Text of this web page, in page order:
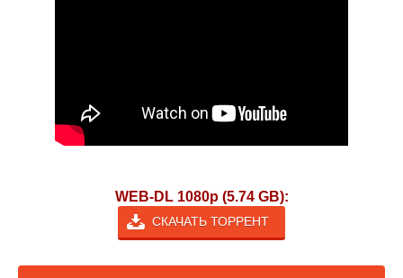
WEB-DL 1080p (5.74 GB):
СКАЧАТЬ ТОРРЕНТ